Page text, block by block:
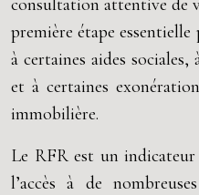
consultation attentive de
première étape
à certaines aides
et à certaines
immobilière.
Le RFR est un
l’accès à de